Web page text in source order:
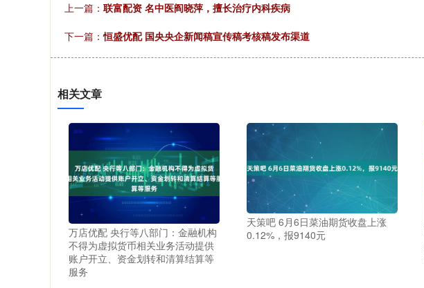
上一篇： 联富配资 名中医阎晓萍，擅长治疗内科疾病
下一篇：恒盛优配 国央央企新闻稿宣传稿考核稿发布渠道
相关文章
万店优配 央行等八部门：金融机构
不得为虚拟货币相关业务活动提供
账户开立、资金划转和清算结算等
服务
天策吧 6月6日菜油期货收盘上涨
0.12%，报9140元